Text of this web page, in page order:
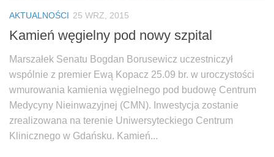
Fundacja Jacka Kaczmarskiego
Fundacja Batorego
AKTUALNOŚCI 25 WRZ, 2015
Kamień węgielny pod nowy szpital
Marszałek Senatu Bogdan Borusewicz uczestniczył
wspólnie z premier Ewą Kopacz 25.09 br. w uroczystości
wmurowania kamienia węgielnego pod budowę Centrum
Medycyny Nieinwazyjnej (CMN). Inwestycja zostanie
zrealizowana na terenie Uniwersyteckiego Centrum
Klinicznego w Gdańsku. Kamień...